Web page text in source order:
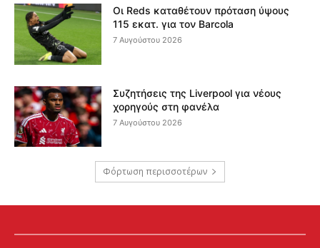
Οι Reds καταθέτουν πρόταση ύψους
115 εκατ. για τον Barcola
7 Αυγούστου 2026
Συζητήσεις της Liverpool για νέους
χορηγούς στη φανέλα
7 Αυγούστου 2026
Φόρτωση περισσοτέρων